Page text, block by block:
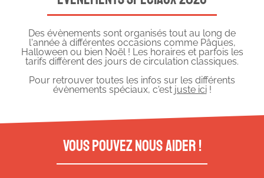
Des évènements sont organisés tout au long de
l'année à différentes occasions comme Pâques,
Halloween ou bien Noël ! Les horaires et parfois les
tarifs diffèrent des jours de circulation classiques.
Pour retrouver toutes les infos sur les différents
évènements spéciaux, c'est juste ici!
Vous pouvez nous aider !